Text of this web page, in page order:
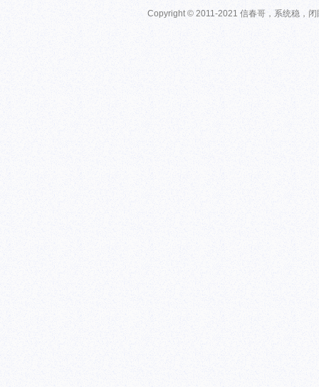
Copyright © 2011-2021 信春哥，系统稳，